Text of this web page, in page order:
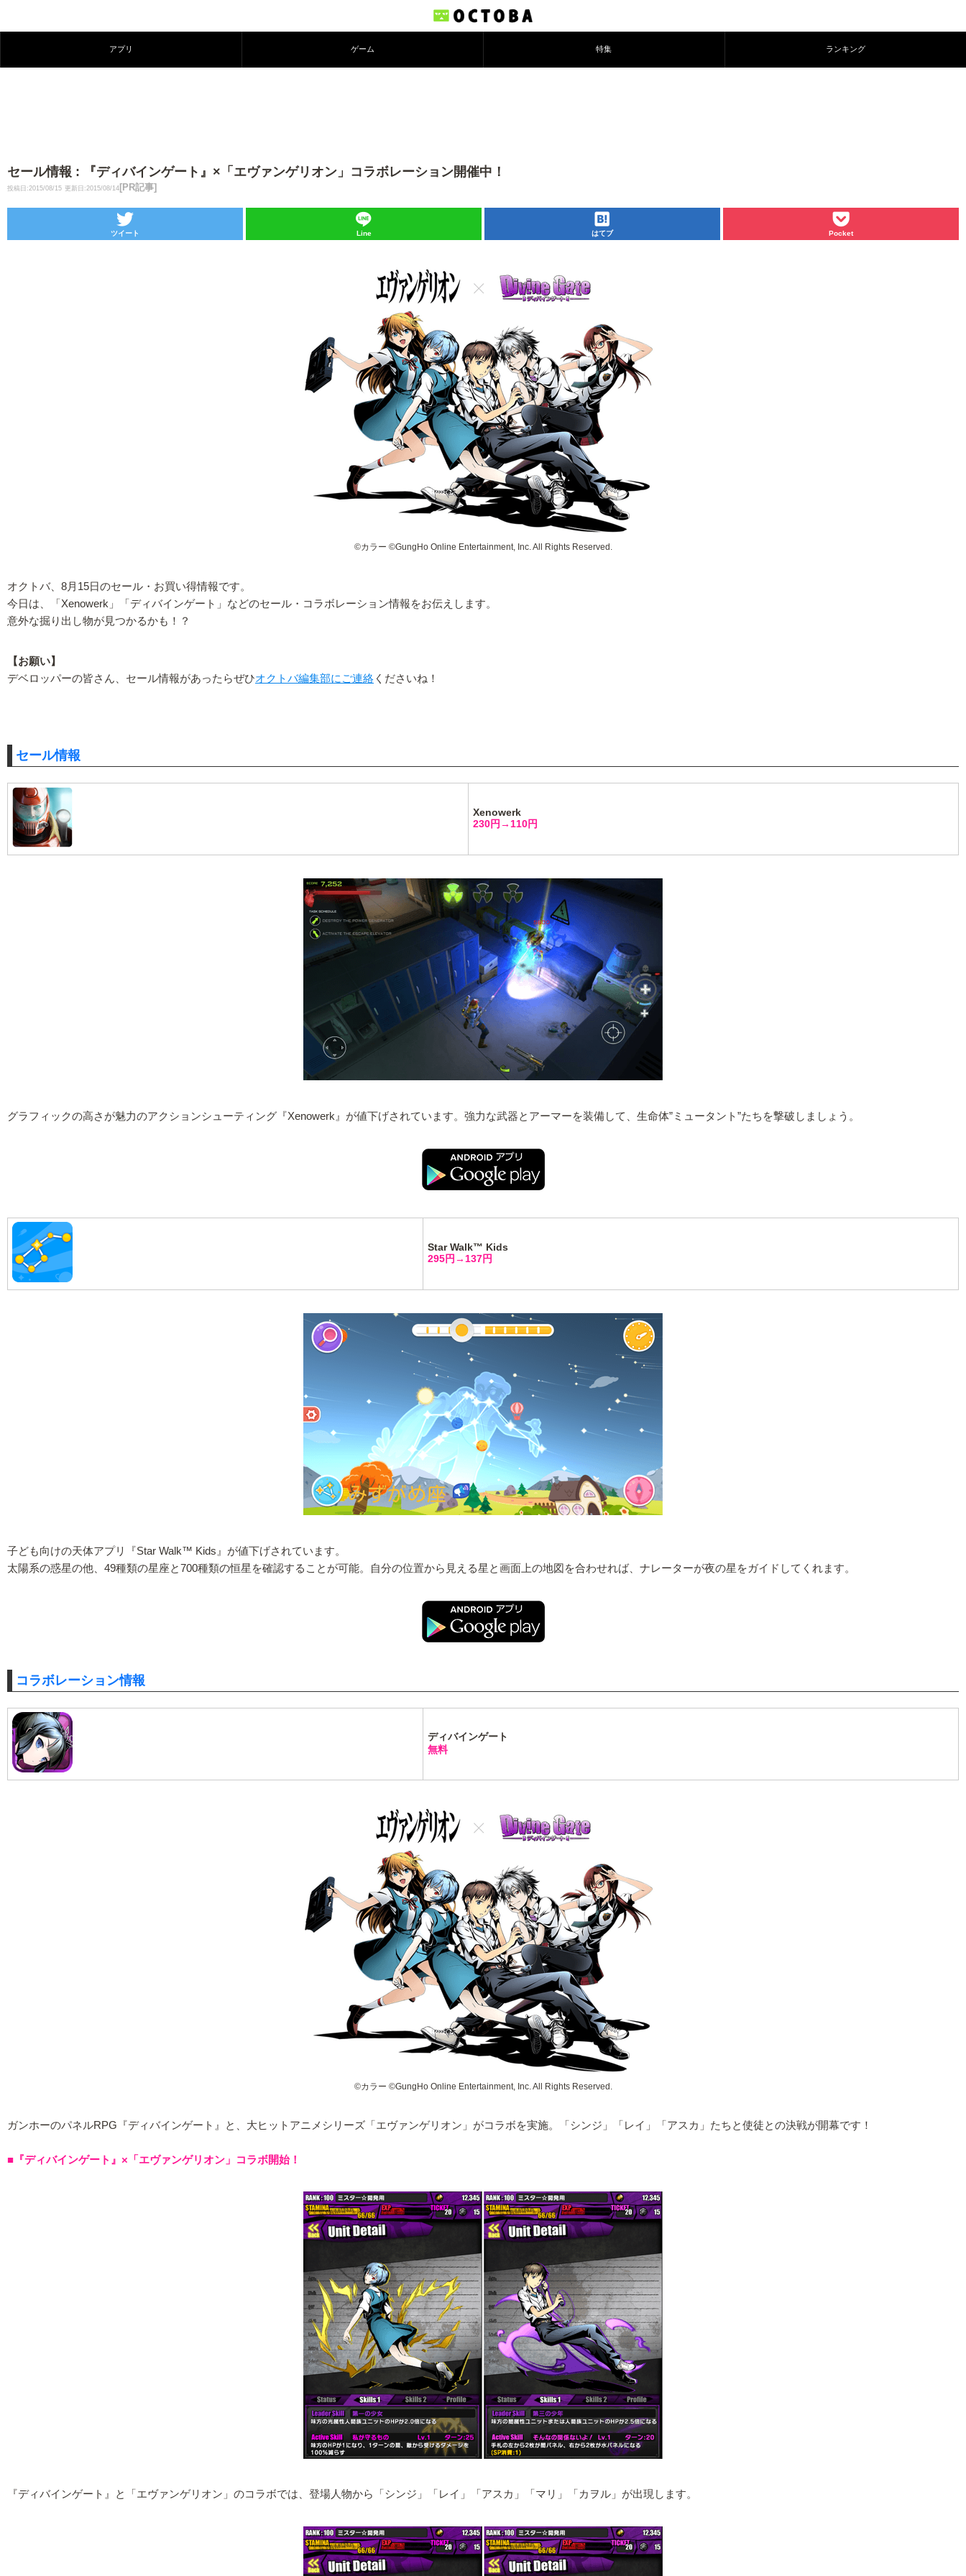
アプリ ゲーム 特集 ランキング
セール情報 : 『ディバインゲート』×「エヴァンゲリオン」コラボレーション開催中！
投稿日:2015/08/15 更新日:2015/08/14 [PR記事]
ツイート Line はてブ Pocket
©カラー ©GungHo Online Entertainment, Inc. All Rights Reserved.
オクトバ、8月15日のセール・お買い得情報です。
今日は、「Xenowerk」「ディバインゲート」などのセール・コラボレーション情報をお伝えします。
意外な掘り出し物が見つかるかも！？
【お願い】
デベロッパーの皆さん、セール情報があったらぜひオクトバ編集部にご連絡 くださいね！
セール情報
Xenowerk
230円→110円
グラフィックの高さが魅力のアクションシューティング『Xenowerk』が値下げされています。強力な武器とアーマーを装備して、生命体”ミュータント”たちを撃破しましょう。
Star Walk™ Kids
295円→137円
子ども向けの天体アプリ『Star Walk™ Kids』が値下げされています。
太陽系の惑星の他、49種類の星座と700種類の恒星を確認することが可能。自分の位置から見える星と画面上の地図を合わせれば、ナレーターが夜の星をガイドしてくれます。
コラボレーション情報
ディバインゲート
無料
©カラー ©GungHo Online Entertainment, Inc. All Rights Reserved.
ガンホーのパネルRPG『ディバインゲート』と、大ヒットアニメシリーズ「エヴァンゲリオン」がコラボを実施。「シンジ」「レイ」「アスカ」たちと使徒との決戦が開幕です！
■『ディバインゲート』×「エヴァンゲリオン」コラボ開始！
『ディバインゲート』と「エヴァンゲリオン」のコラボでは、登場人物から「シンジ」「レイ」「アスカ」「マリ」「カヲル」が出現します。